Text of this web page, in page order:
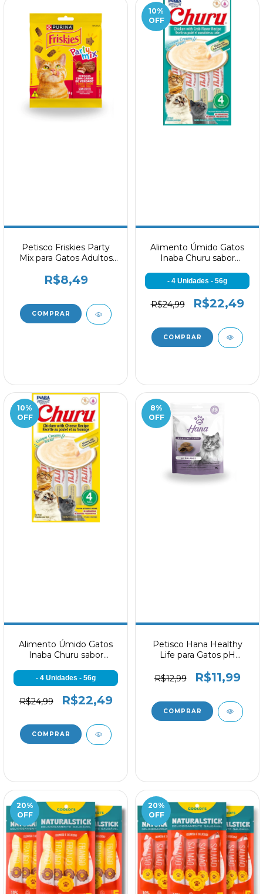
Petisco Friskies Party
Mix para Gatos Adultos
Cordeiro e Carne Suína
R$8,49
10%
OFF
Alimento Úmido Gatos
Inaba Churu sabor
Caranguejo
- 4 Unidades - 56g
R$24,99 R$22,49
10%
OFF
Alimento Úmido Gatos
Inaba Churu sabor
- 4 Unidades - 56g
R$24,99 R$22,49
8%
OFF
Petisco Hana Healthy
Life para Gatos pH
R$12,99
R$11,99
20%
OFF
20%
OFF